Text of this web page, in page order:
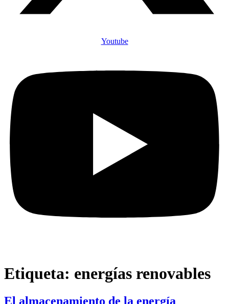
Youtube
Etiqueta: energías renovables
El almacenamiento de la energía